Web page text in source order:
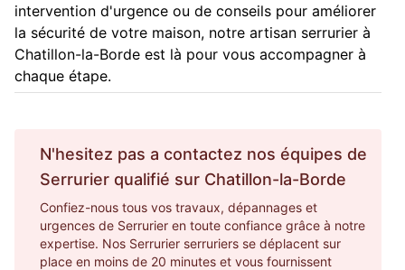
intervention d'urgence ou de conseils pour améliorer
la sécurité de votre maison, notre artisan serrurier à
Chatillon-la-Borde est là pour vous accompagner à
chaque étape.
N'hesitez pas a contactez nos équipes de
Serrurier qualifié sur Chatillon-la-Borde
Confiez-nous tous vos travaux, dépannages et
urgences de Serrurier en toute confiance grâce à notre
expertise. Nos Serrurier serruriers se déplacent sur
place en moins de 20 minutes et vous fournissent